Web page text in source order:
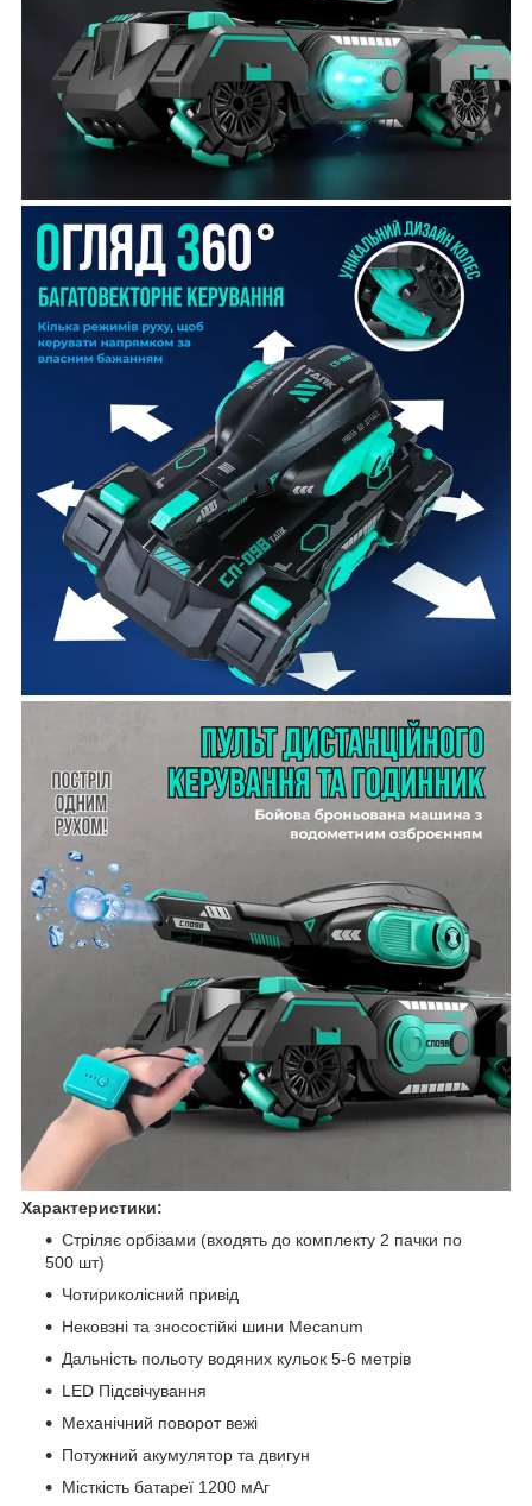
Характеристики:
Стріляє орбізами (входять до комплекту 2 пачки по
500 шт)
Чотириколісний привід
Нековзні та зносостійкі шини Mecanum
Дальність польоту водяних кульок 5-6 метрів
LED Підсвічування
Механічний поворот вежі
Потужний акумулятор та двигун
Місткість батареї 1200 мАг